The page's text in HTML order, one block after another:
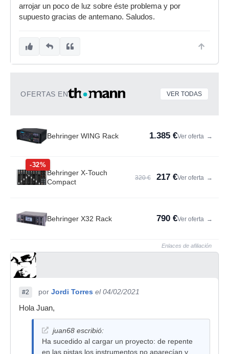
arrojar un poco de luz sobre éste problema y por
supuesto gracias de antemano. Saludos.
OFERTAS EN VER TODAS
Behringer WING Rack 1.385 €Ver oferta →
-32%
Behringer X-Touch
Compact
320 € 217 €Ver oferta →
Behringer X32 Rack 790 €Ver oferta →
Enlaces de afiliación
#2 por Jordi Torres el 04/02/2021
Hola Juan,
juan68 escribió:
Ha sucedido al cargar un proyecto: de repente
en las pistas los instrumentos no aparecían y